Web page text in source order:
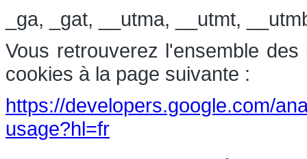
_ga, _gat, __utma, __utmt,
Vous retrouverez l'ensemble
cookies à la page suivante :
https://developers.google.com/
usage?hl=fr